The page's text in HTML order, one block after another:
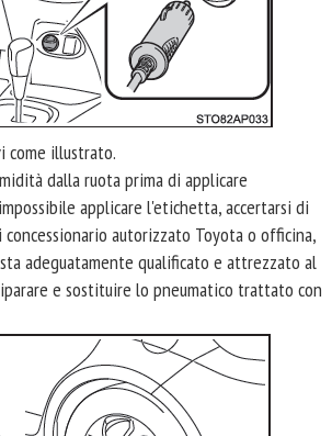
come illustrato.
dalla ruota prima di applicare
applicare l'etichetta, accertarsi di
concessionario autorizzato Toyota o officina,
adeguatamente qualificato e attrezzato al
e sostituire lo pneumatico trattato con